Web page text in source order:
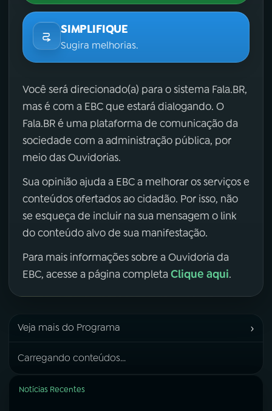
SIMPLIFIQUE
Sugira melhorias.
Você será direcionado(a) para o sistema Fala.BR,
mas é com a EBC que estará dialogando. O
Fala.BR é uma plataforma de comunicação da
sociedade com a administração pública, por
meio das Ouvidorias.
Sua opinião ajuda a EBC a melhorar os serviços e
conteúdos ofertados ao cidadão. Por isso, não
se esqueça de incluir na sua mensagem o link
do conteúdo alvo de sua manifestação.
Para mais informações sobre a Ouvidoria da
EBC, acesse a página completa Clique aqui.
Veja mais do Programa ›
Carregando conteúdos...
Notícias Recentes